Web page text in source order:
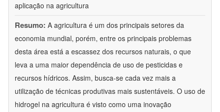
aplicação na agricultura
Resumo: A agricultura é um dos principais setores da
economia mundial, porém, entre os principais problemas
desta área está a escassez dos recursos naturais, o que
leva a uma maior dependência de uso de pesticidas e
recursos hídricos. Assim, busca-se cada vez mais a
utilização de técnicas produtivas mais sustentáveis. O uso de
hidrogel na agricultura é visto como uma inovação